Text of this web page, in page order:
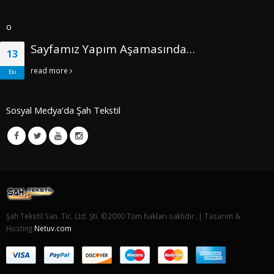
o
13
Eki
Sayfamız Yapım Aşamasında…
read more
Sosyal Medya’da Şah Tekstil
Şah Tekstil San. Tic. Ltd. Şti. ©2000 Tüm hakları saklıdır. | Tasarım &
Hosting Netuv.com